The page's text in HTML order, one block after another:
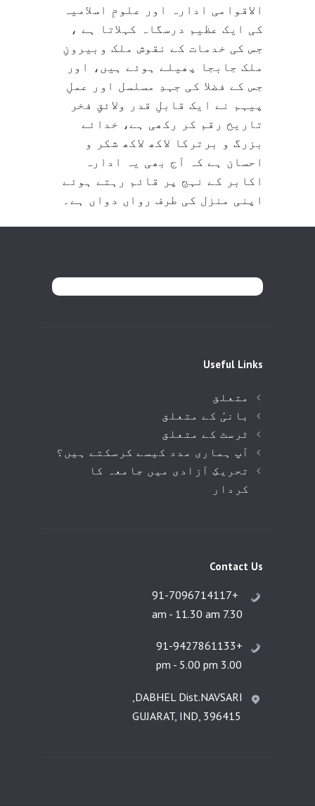
الاقوامی ادارہ اور علومِ اسلامیہ
کی ایک عظیم درسگاہ کہلاتا ہے ،
جس کی خدمات کے نقوش ملک وبیرونِ
ملک جابجا پھیلے ہوئے ہیں، اور
جس کے فضلا کی جہدِ مسلسل اور عملِ
پیہم نے ایک قابلِ قدر ولائقِ فخر
تاریخ رقم کر رکھی ہے، خدائے
بزرگ و برترکا لاکھ لاکھ شکر و
احسان ہے کہ آج بھی یہ ادارہ
اکابر کے نہج پر قائم رہتے ہوئے
اپنی منزل کی طرف رواں دواں ہے۔
Useful Links
متعلق
بانیٔ کے متعلق
ٹرسٹ کے متعلق
آپ ہماری مدد کیسے کرسکتے ہیں؟
تحریکِ آزادی میں جامعہ کا
کردار
Contact Us
+91-7096714117
7.30 am - 11.30 am
+91-9427861133
3.00 pm - 5.00 pm
DABHEL Dist.NAVSARI,
GUJARAT, IND, 396415